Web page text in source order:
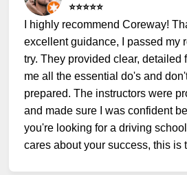
⭐️⭐️⭐️⭐️⭐️
I highly recommend Coreway!
excellent guidance, I passed my
try. They provided clear, detailed
me all the essential do's and
prepared. The instructors were
and made sure I was confident
you're looking for a driving
cares about your success, this is